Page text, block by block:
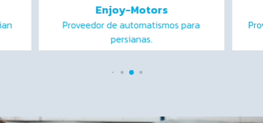
Enjoy-Motors
Proveedor de automatismos para
persianas.